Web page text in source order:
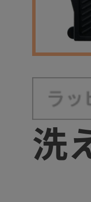
洗